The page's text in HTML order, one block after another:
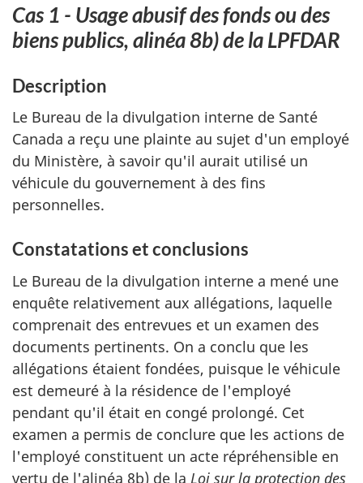
Cas 1 - Usage abusif des fonds ou des
biens publics, alinéa 8b) de la LPFDAR
Description
Le Bureau de la divulgation interne de Santé
Canada a reçu une plainte au sujet d'un employé
du Ministère, à savoir qu'il aurait utilisé un
véhicule du gouvernement à des fins
personnelles.
Constatations et conclusions
Le Bureau de la divulgation interne a mené une
enquête relativement aux allégations, laquelle
comprenait des entrevues et un examen des
documents pertinents. On a conclu que les
allégations étaient fondées, puisque le véhicule
est demeuré à la résidence de l'employé
pendant qu'il était en congé prolongé. Cet
examen a permis de conclure que les actions de
l'employé constituent un acte répréhensible en
vertu de l'alinéa 8b) de la Loi sur la protection des